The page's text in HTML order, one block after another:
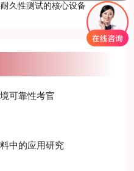
久性测试的核心设备
可靠性考官
中的应用研究